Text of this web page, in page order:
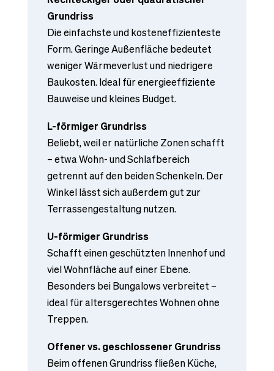
Grundriss
Die einfachste und kosteneffizienteste
Form. Geringe Außenfläche bedeutet
weniger Wärmeverlust und niedrigere
Baukosten. Ideal für energieeffiziente
Bauweise und kleines Budget.
L-förmiger Grundriss
Beliebt, weil er natürliche Zonen schafft
– etwa Wohn- und Schlafbereich
getrennt auf den beiden Schenkeln. Der
Winkel lässt sich außerdem gut zur
Terrassengestaltung nutzen.
U-förmiger Grundriss
Schafft einen geschützten Innenhof und
viel Wohnfläche auf einer Ebene.
Besonders bei Bungalows verbreitet –
ideal für altersgerechtes Wohnen ohne
Treppen.
Offener vs. geschlossener Grundriss
Beim offenen Grundriss fließen Küche,